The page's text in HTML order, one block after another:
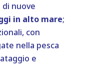
di nuove
in alto mare;
con
nella pesca
e